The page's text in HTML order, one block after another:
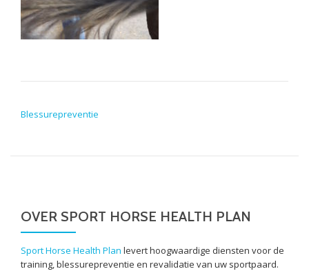
Blessurepreventie
OVER SPORT HORSE HEALTH PLAN
Sport Horse Health Plan levert hoogwaardige diensten voor de
training, blessurepreventie en revalidatie van uw sportpaard.